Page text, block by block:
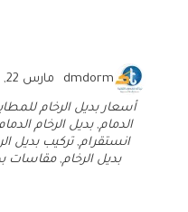
dmdorm مارس 22, 2022
أسعار بديل الرخام
الدمام,بديل الرخام
انستقرام,تركيب بديل
بديل الرخام,مقاسات